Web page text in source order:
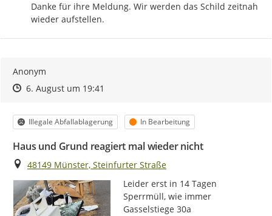
Danke für ihre Meldung. Wir werden das Schild zeitnah
wieder aufstellen.
Anonym
Zeitpunkt des Erstellens
Zeitpunkt des Erstellens
6. August um 19:41
Kategorie
Illegale Abfallablagerung Status
In Bearbeitung
Haus und Grund reagiert mal wieder nicht
Ort
48149 Münster, Steinfurter Straße
Leider erst in 14 Tagen
Sperrmüll, wie immer
Gasselstiege 30a